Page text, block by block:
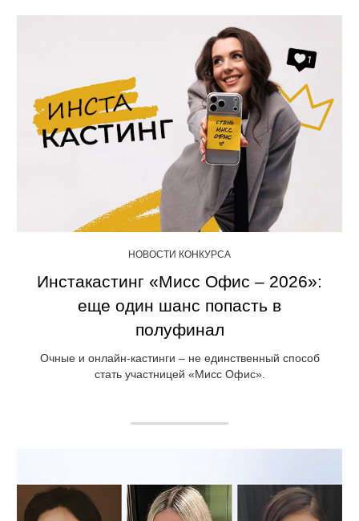
НОВОСТИ КОНКУРСА
Инстакастинг «Мисс Офис – 2026»:
еще один шанс попасть в
полуфинал
Очные и онлайн-кастинги – не единственный способ
стать участницей «Мисс Офис».